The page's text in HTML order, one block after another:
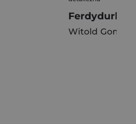
Ferdydurke
Witold